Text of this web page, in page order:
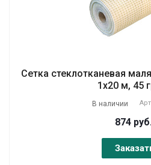
Сетка стеклотканевая
1х20 м, 45
В наличии
874 руб.